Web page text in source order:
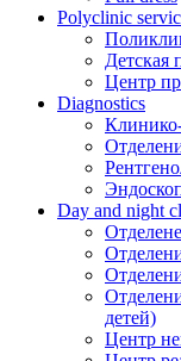
Polyclinic
Детская
Центр
Diagnostics
Day and night
детей)
Центр